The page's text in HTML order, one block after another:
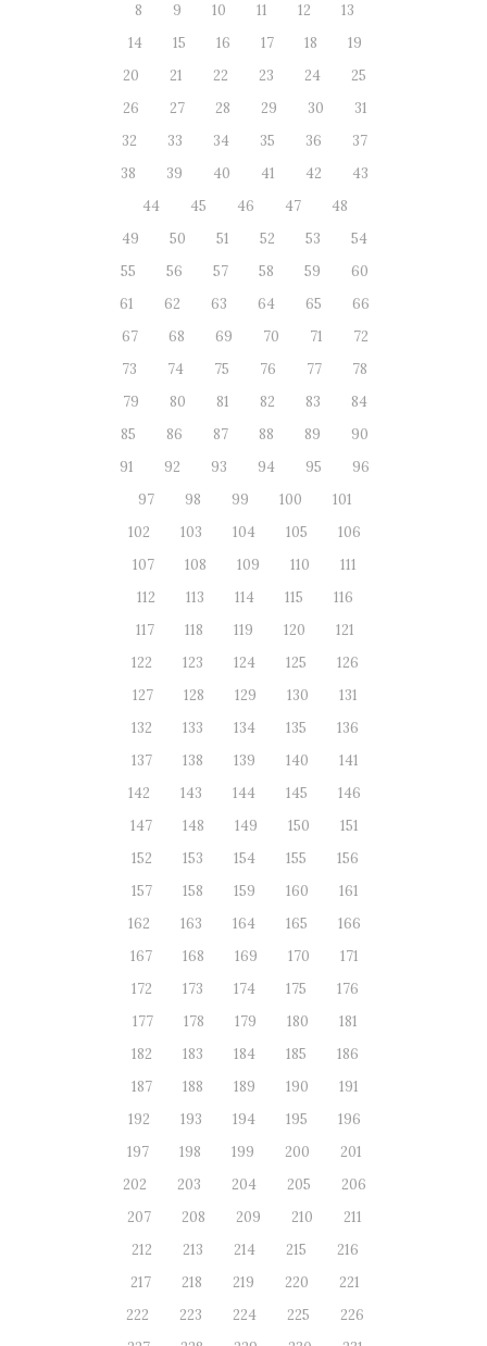
8
9 10 11 12
13
14
15 16 17 18
19
20
21 22 23 24
25
26
27 28 29 30
31
32
33 34 35 36
37
38
39 40 41 42
43
44
45 46 47
48
49
50 51 52 53
54
55
56 57 58 59
60
61
62 63 64 65
66
67
68 69 70 71
72
73
74 75 76 77
78
79
80 81 82 83
84
85
86 87 88 89
90
91
92 93 94 95
96
97
98 99 100
101
102
103 104 105
106
107
108 109 110
111
112
113 114 115
116
117
118 119 120
121
122
123 124 125
126
127
128 129 130
131
132
133 134 135
136
137
138 139 140
141
142
143 144 145
146
147
148 149 150
151
152
153 154 155
156
157
158 159 160
161
162
163 164 165
166
167
168 169 170
171
172
173 174 175
176
177
178 179 180
181
182
183 184 185
186
187
188 189 190
191
192
193 194 195
196
197
198 199 200
201
202
203 204 205
206
207
208 209 210
211
212
213 214 215
216
217
218 219 220
221
222
223 224 225
226